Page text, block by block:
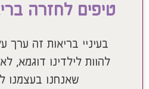
טיפים לחזרה
בעיניי בריאות זה ערך
להוות לילדינו דוגמא,
שאנחנו בעצמנו